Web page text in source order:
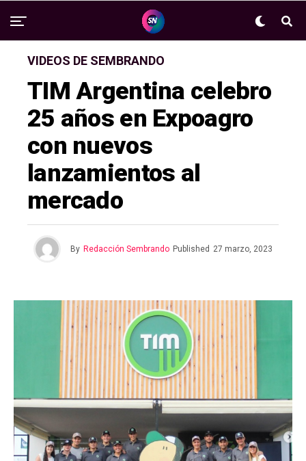
VIDEOS DE SEMBRANDO
TIM Argentina celebro
25 años en Expoagro
con nuevos
lanzamientos al
mercado
By Redacción Sembrando Published 27 marzo, 2023